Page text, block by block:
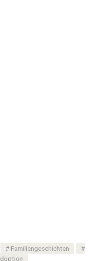
Familiengeschichten